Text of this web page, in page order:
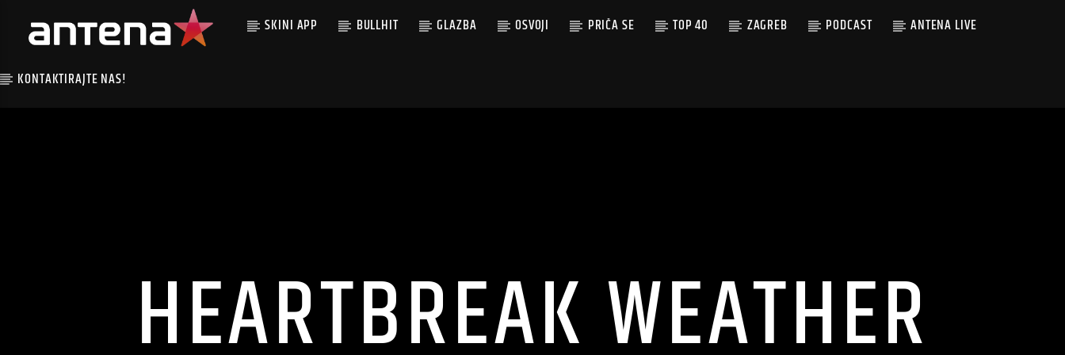
SKINI APP BULLHIT GLAZBA OSVOJI PRIČA SE TOP 40 ZAGREB PODCAST ANTENA LIVE
KONTAKTIRAJTE NAS!
HEARTBREAK WEATHER